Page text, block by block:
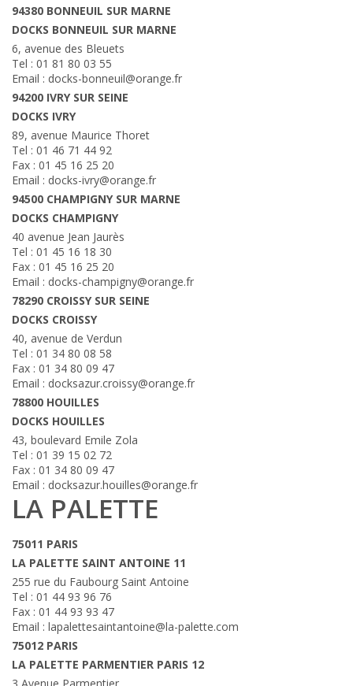
94380 BONNEUIL SUR MARNE
DOCKS BONNEUIL SUR MARNE
6, avenue des Bleuets
Tel : 01 81 80 03 55
Email : docks-bonneuil@orange.fr
94200 IVRY SUR SEINE
DOCKS IVRY
89, avenue Maurice Thoret
Tel : 01 46 71 44 92
Fax : 01 45 16 25 20
Email : docks-ivry@orange.fr
94500 CHAMPIGNY SUR MARNE
DOCKS CHAMPIGNY
40 avenue Jean Jaurès
Tel : 01 45 16 18 30
Fax : 01 45 16 25 20
Email : docks-champigny@orange.fr
78290 CROISSY SUR SEINE
DOCKS CROISSY
40, avenue de Verdun
Tel : 01 34 80 08 58
Fax : 01 34 80 09 47
Email : docksazur.croissy@orange.fr
78800 HOUILLES
DOCKS HOUILLES
43, boulevard Emile Zola
Tel : 01 39 15 02 72
Fax : 01 34 80 09 47
Email : docksazur.houilles@orange.fr
LA PALETTE
75011 PARIS
LA PALETTE SAINT ANTOINE 11
255 rue du Faubourg Saint Antoine
Tel : 01 44 93 96 76
Fax : 01 44 93 93 47
Email : lapalettesaintantoine@la-palette.com
75012 PARIS
LA PALETTE PARMENTIER PARIS 12